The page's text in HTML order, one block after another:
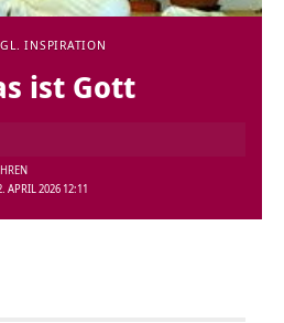
INSPIRATION
ist Gott
APRIL 2026 12:11